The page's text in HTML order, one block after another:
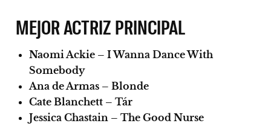
MEJOR ACTRIZ PRINCIPAL
Naomi Ackie – I Wanna Dance With
Somebody
Ana de Armas – Blonde
Cate Blanchett – Tár
Jessica Chastain – The Good Nurse